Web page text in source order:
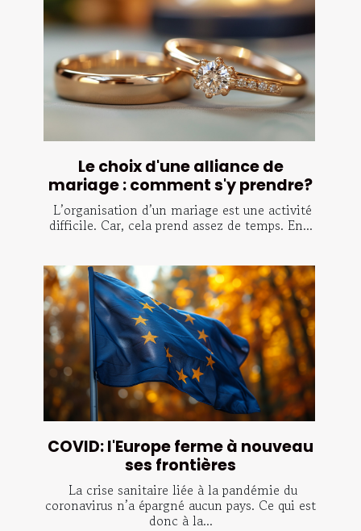
Le choix d'une alliance de
mariage : comment s'y prendre?
L’organisation d’un mariage est une activité
difficile. Car, cela prend assez de temps. En...
COVID: l'Europe ferme à nouveau
ses frontières
La crise sanitaire liée à la pandémie du
coronavirus n’a épargné aucun pays. Ce qui est
donc à la...